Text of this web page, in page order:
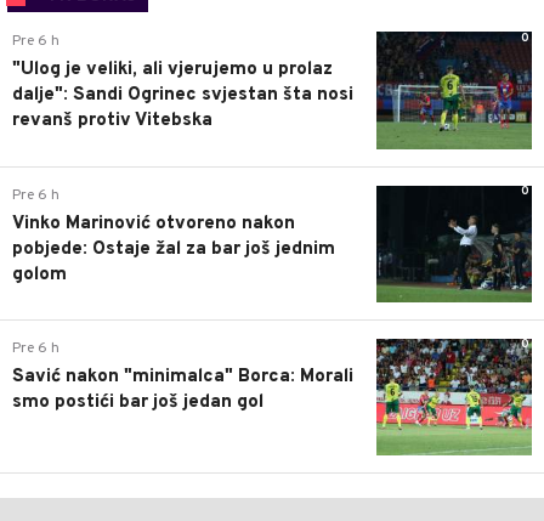
0
Pre 6 h
"Ulog je veliki, ali vjerujemo u prolaz
dalje": Sandi Ogrinec svjestan šta nosi
revanš protiv Vitebska
0
Pre 6 h
Vinko Marinović otvoreno nakon
pobjede: Ostaje žal za bar još jednim
golom
0
Pre 6 h
Savić nakon "minimalca" Borca: Morali
smo postići bar još jedan gol